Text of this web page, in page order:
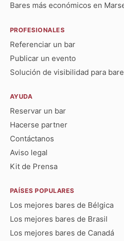
Bares más económicos en
PROFESIONALES
Referenciar un bar
Publicar un evento
Solución de visibilidad para
AYUDA
Reservar un bar
Hacerse partner
Contáctanos
Aviso legal
Kit de Prensa
PAÍSES POPULARES
Los mejores bares de Bélgica
Los mejores bares de Brasil
Los mejores bares de Canadá